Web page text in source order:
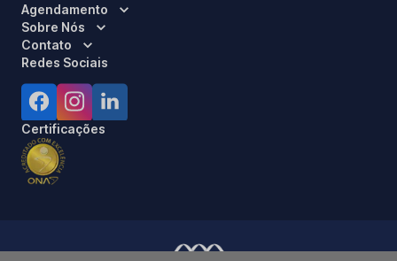
Agendamento
Sobre Nós
Contato
Redes Sociais
Certificações